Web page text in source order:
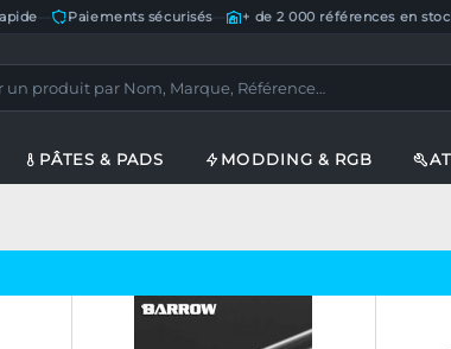
Paiements sécurisés— + de 2 000 références en
PÂTES & PADS MODDING & RGB